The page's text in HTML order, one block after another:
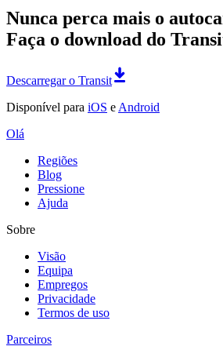
Nunca perca mais o
Faça o download do
Descarregar o Transit
Disponível para iOS e Android
Olá
Regiões
Blog
Pressione
Ajuda
Sobre
Visão
Equipa
Empregos
Privacidade
Termos de uso
Parceiros